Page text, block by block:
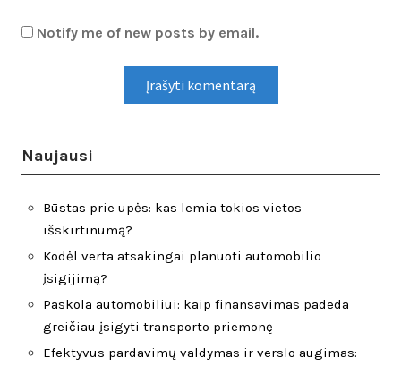
Notify me of new posts by email.
Naujausi
Būstas prie upės: kas lemia tokios vietos
išskirtinumą?
Kodėl verta atsakingai planuoti automobilio
įsigijimą?
Paskola automobiliui: kaip finansavimas padeda
greičiau įsigyti transporto priemonę
Efektyvus pardavimų valdymas ir verslo augimas: